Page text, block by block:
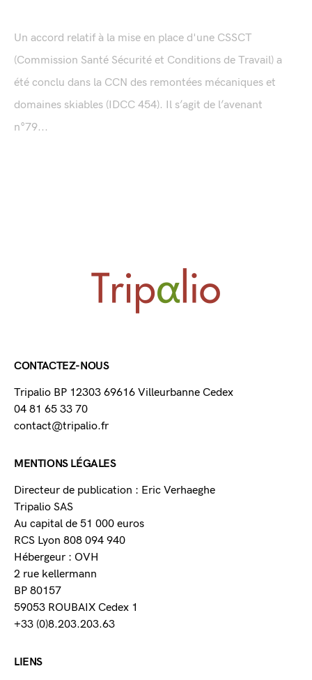
Un accord relatif à la mise en place d'une CSSCT
(Commission Santé Sécurité et Conditions de Travail) a
été conclu dans la CCN des remontées mécaniques et
domaines skiables (IDCC 454). Il s’agit de l’avenant
n°79...
CONTACTEZ-NOUS
Tripalio BP 12303 69616 Villeurbanne Cedex
04 81 65 33 70
contact@tripalio.fr
MENTIONS LÉGALES
Directeur de publication : Eric Verhaeghe
Tripalio SAS
Au capital de 51 000 euros
RCS Lyon 808 094 940
Hébergeur : OVH
2 rue kellermann
BP 80157
59053 ROUBAIX Cedex 1
+33 (0)8.203.203.63
LIENS